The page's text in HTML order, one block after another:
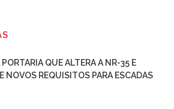
QUE ALTERA A NR-35 E
NOVOS REQUISITOS PARA ESCADAS